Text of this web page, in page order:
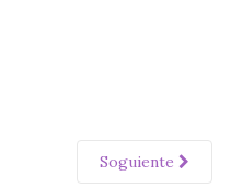
Soguiente